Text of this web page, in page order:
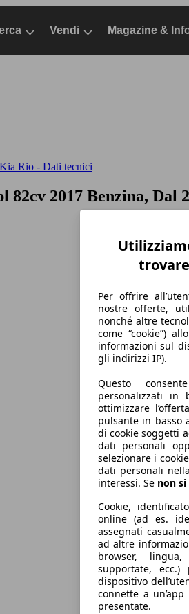
Vendi Magazine &
Kia Rio - Dati tecnici
82cv 2017 Benzina, Dal
Per offrire
nostre offerte,
nonché altre
come “cookie”)
informazioni sul
gli indirizzi IP).
Questo
personalizzati in
ottimizzare
pulsante in basso
di cookie soggetti
dati personali
selezionare i
dati personali
interessi. Se non
Cookie,
online (ad es.
assegnati
ad altre
browser,
supportate,
dispositivo
connette a
presentate.